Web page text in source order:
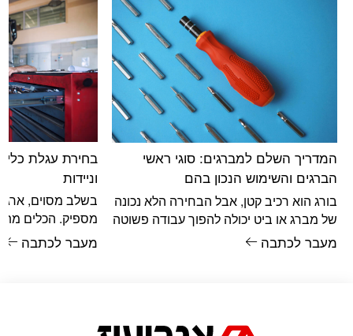
המדריך השלם למברגים: סוגי ראשי
הברגים והשימוש הנכון בהם
בורג הוא רכיב קטן, אבל הבחירה הלא נכונה
של מברג או ביט יכולה להפוך עבודה פשוטה
למתסכלת – ראש בורג
מעבר לכתבה
בחירת עגלת
וניידות
בשלב מסוים,
מספיק. הכלים
מתערבבים,
מעבר לכתבה